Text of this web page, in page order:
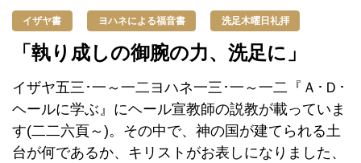
イザヤ書 ヨハネによる福音書 洗足木曜日礼拝
「執り成しの御腕の力、洗足に」
イザヤ五三･一～一二ヨハネ一三･一～一二『Ａ･Ｄ･
ヘールに学ぶ』にヘール宣教師の説教が載っていま
す(二二六頁～)。その中で、神の国が建てられる土
台が何であるか、キリストがお表しになりました、